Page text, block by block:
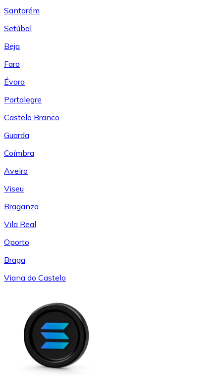
Santarém
Setúbal
Beja
Faro
Évora
Portalegre
Castelo Branco
Guarda
Coímbra
Aveiro
Viseu
Braganza
Vila Real
Oporto
Braga
Viana do Castelo